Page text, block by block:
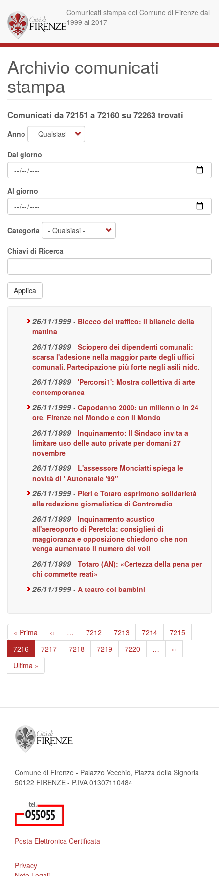
contenuto
principale
Comunicati stampa del Comune di Firenze dal
1999 al 2017
Archivio comunicati
stampa
Comunicati da 72151 a 72160 su 72263 trovati
Anno
Dal giorno
Al giorno
Categoria
Chiavi di Ricerca
Applica
26/11/1999 - Blocco del traffico: il bilancio della
mattina
26/11/1999 - Sciopero dei dipendenti comunali:
scarsa l'adesione nella maggior parte degli uffici
comunali. Partecipazione più forte negli asili nido.
26/11/1999 - 'Percorsi1': Mostra collettiva di arte
contemporanea
26/11/1999 - Capodanno 2000: un millennio in 24
ore, Firenze nel Mondo e con il Mondo
26/11/1999 - Inquinamento: Il Sindaco invita a
limitare uso delle auto private per domani 27
novembre
26/11/1999 - L'assessore Monciatti spiega le
novità di "Autonatale '99"
26/11/1999 - Pieri e Totaro esprimono solidarietà
alla redazione giornalistica di Controradio
26/11/1999 - Inquinamento acustico
all'aereoporto di Peretola: consiglieri di
maggioranza e opposizione chiedono che non
venga aumentato il numero dei voli
26/11/1999 - Totaro (AN): «Certezza della pena per
chi commette reati»
26/11/1999 - A teatro coi bambini
Paginazione
Prima
pagina
« Prima
Pagina
precedente
‹‹ … Page
7212 Page
7213 Page
7214 Page
7215
Pagina
attuale
7216 Page
7217 Page
7218 Page
7219 Page
7220 …
Pagina
successiva
››
Ultima
pagina
Ultima »
Comune di Firenze - Palazzo Vecchio, Piazza della Signoria
50122 FIRENZE - P.IVA 01307110484
Posta Elettronica Certificata
Privacy